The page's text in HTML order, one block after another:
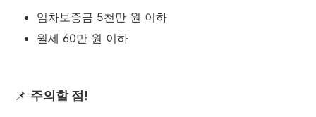
임차보증금 5천만 원 이하
월세 60만 원 이하
📌 주의할 점!